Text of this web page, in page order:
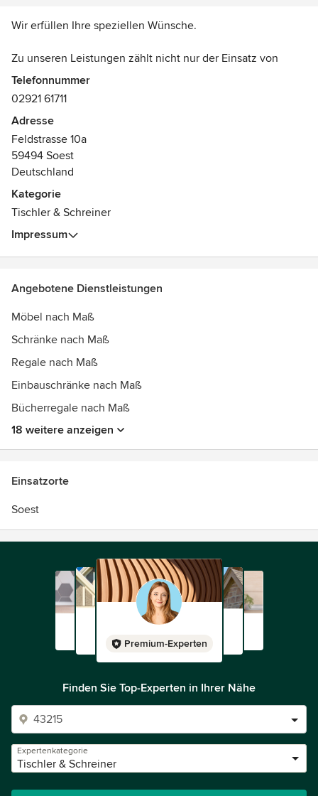
Wir erfüllen Ihre speziellen Wünsche.
Zu unseren Leistungen zählt nicht nur der Einsatz von
Fertigelementen, sondern auch die ganz individuelle
Anfertigung benötigter Bauelemente.
So können Sie sicher sein, daß Sie Ihre Wünsche nicht
nach Ihrem Bau,
sondern Ihren Bau nach Ihren Wünschen realisieren
können.
Statiker und Architekten sind unsere Partner, um Ihren
Sicherheit zu verleihen.
und Montage. Mit uns haben Sie einen Ansprechpartner,
Telefonnummer
02921 61711
Adresse
Feldstrasse 10a
59494 Soest
Deutschland
Kategorie
Tischler & Schreiner
Impressum
Angebotene Dienstleistungen
Möbel nach Maß
Schränke nach Maß
Regale nach Maß
Einbauschränke nach Maß
Bücherregale nach Maß
18 weitere anzeigen
Einsatzorte
Soest
Premium-Experten
Finden Sie Top-Experten in Ihrer Nähe
Expertenkategorie
Tischler & Schreiner